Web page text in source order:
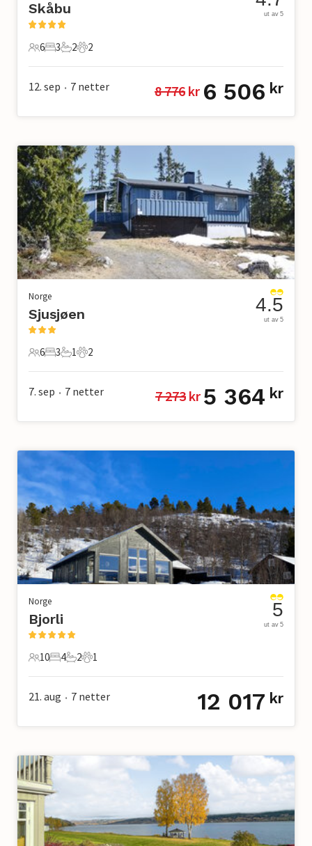
Skåbu
6 Gjester
6
3 Soverom
3
2 Bad
2
2 Kjæledyr
2
ut av 5
12. sep • 7 netter 8 776 kr 6 506 kr
Norge
Sjusjøen
6 Gjester
6
3 Soverom
3
1 Bad
1
2 Kjæledyr
2
4.5
ut av 5
7. sep • 7 netter 7 273 kr 5 364 kr
Norge
Bjorli
10 Gjester
10
4 Soverom
4
2 Bad
2
1 Kjæledyr
1
5
ut av 5
21. aug • 7 netter 12 017 kr